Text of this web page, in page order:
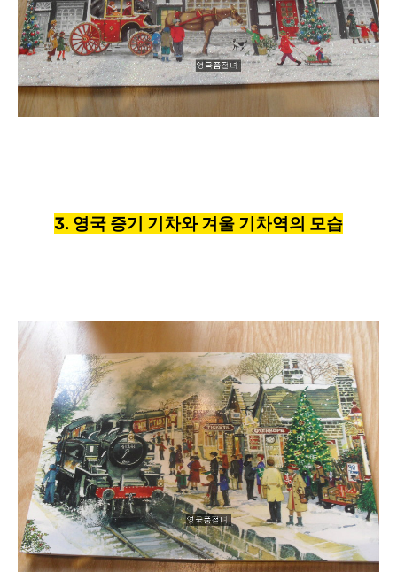
3. 영국 증기 기차와 겨울 기차역의 모습